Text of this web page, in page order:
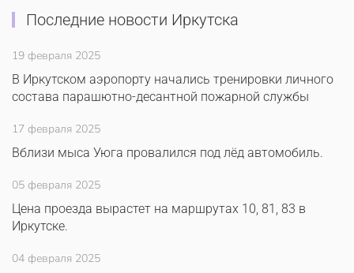
Последние новости Иркутска
19 февраля 2025
В Иркутском аэропорту начались тренировки личного
состава парашютно-десантной пожарной службы
17 февраля 2025
Вблизи мыса Уюга провалился под лёд автомобиль.
05 февраля 2025
Цена проезда вырастет на маршрутах 10, 81, 83 в
Иркутске.
04 февраля 2025